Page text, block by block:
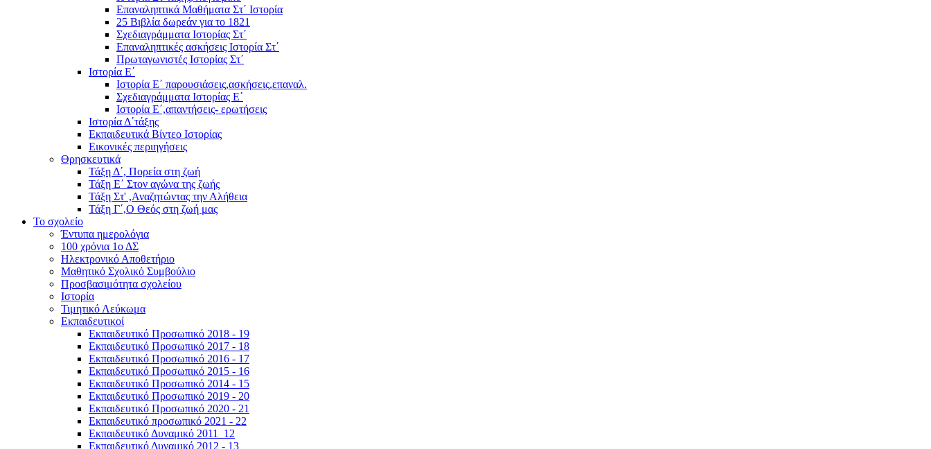
Επαναληπτικά Μαθήματα Στ΄ Ιστορία
25 Βιβλία δωρεάν για το 1821
Σχεδιαγράμματα Ιστορίας Στ΄
Επαναληπτικές ασκήσεις Ιστορία Στ΄
Πρωταγωνιστές Ιστορίας Στ΄
Ιστορία Ε΄
Ιστορία Ε΄ παρουσιάσεις,ασκήσεις,επαναλ.
Σχεδιαγράμματα Ιστορίας Ε΄
Ιστορία Ε΄,απαντήσεις- ερωτήσεις
Ιστορία Δ΄τάξης
Εκπαιδευτικά Βίντεο Ιστορίας
Εικονικές περιηγήσεις
Θρησκευτικά
Τάξη Δ΄, Πορεία στη ζωή
Τάξη Ε΄ Στον αγώνα της ζωής
Τάξη Στ' ,Αναζητώντας την Αλήθεια
Τάξη Γ΄,Ο Θεός στη ζωή μας
Το σχολείο
Έντυπα ημερολόγια
100 χρόνια 1ο ΔΣ
Ηλεκτρονικό Αποθετήριο
Μαθητικό Σχολικό Συμβούλιο
Προσβασιμότητα σχολείου
Ιστορία
Τιμητικό Λεύκωμα
Εκπαιδευτικοί
Εκπαιδευτικό Προσωπικό 2018 - 19
Εκπαιδευτικό Προσωπικό 2017 - 18
Εκπαιδευτικό Προσωπικό 2016 - 17
Εκπαιδευτικό Προσωπικό 2015 - 16
Εκπαιδευτικό Προσωπικό 2014 - 15
Εκπαιδευτικό Προσωπικό 2019 - 20
Εκπαιδευτικό Προσωπικό 2020 - 21
Εκπαιδευτικό προσωπικό 2021 - 22
Εκπαιδευτικό Δυναμικό 2011_12
Εκπαιδευτικό Δυναμικό 2012 - 13